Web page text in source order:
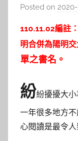
Posted on
110.11.02編註
明合併為陽明交
單之書名。
紛紛擾擾大
一年很多地方
心閱讀是最令人